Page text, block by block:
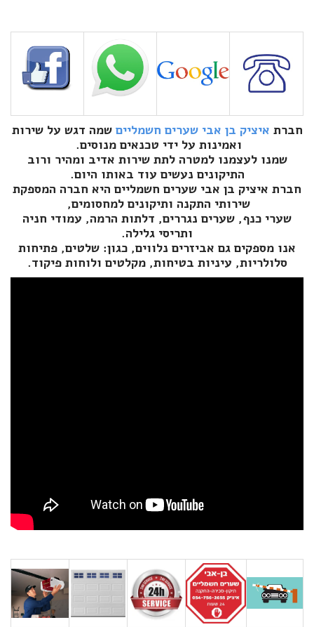
חברת איציק בן אבי שערים חשמליים שמה דגש על שירות
ואמינות על ידי טכנאים מנוסים.
שמנו לעצמנו למטרה לתת שירות אדיב ומהיר ורוב
התיקונים נעשים עוד באותו היום.
חברת איציק בן אבי שערים חשמליים היא חברה המספקת
שירותי התקנה ותיקונים למחסומים,
שערי כנף, שערים נגררים, דלתות הרמה, עמודי חניה
ותריסי גלילה.
אנו מספקים גם אביזרים נלווים, כגון: שלטים, פתיחות
סלולריות, עיניות בטיחות, מקלטים ולוחות פיקוד.